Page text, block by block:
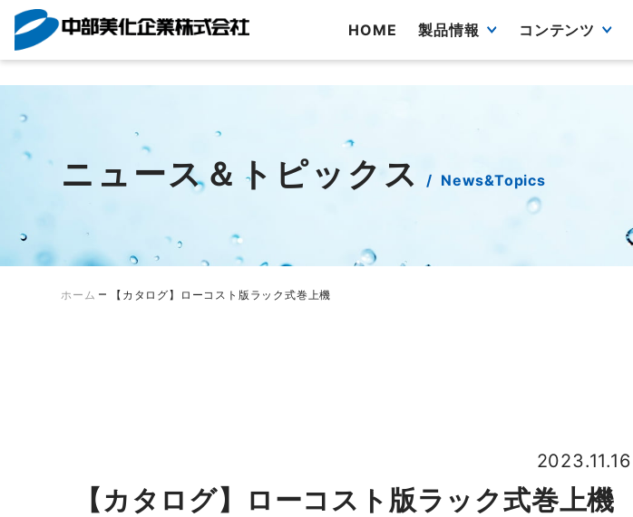
?>
Skip
to
content
HOME 製品情報 コンテンツ
ニュース＆トピックス News&Topics
ホーム – 【カタログ】ローコスト版ラック式巻上機
【カタログ】ローコスト版ラック式巻上機
2023.11.16